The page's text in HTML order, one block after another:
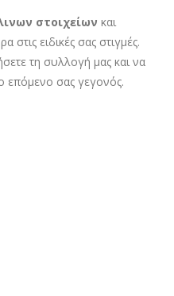
στοιχείων και
ειδικές σας στιγμές.
τη συλλογή μας και να
επόμενο σας γεγονός.